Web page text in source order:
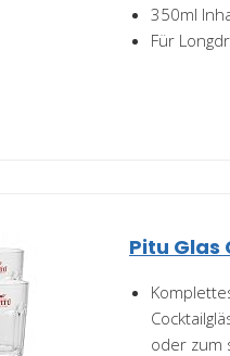
350ml
Für
Pitu Glas
oder zum